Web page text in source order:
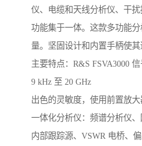
仪、电缆和天线分析仪、干
功能集于一体。这款多功能
量。坚固设计和内置手柄使其
主要特点：R&S FSVA3000
9 kHz 至 20 GHz
出色的灵敏度，使用前置放大
一体化分析仪：频谱分析仪
内部跟踪源、VSWR 电桥、